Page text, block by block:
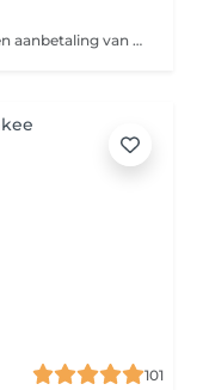
Bij afname van een kuurverband zal er een aanbetaling van 25% vooraf aan de behandeling worden gevraagd. U heeft keuze uit 10% korting op één 3- 4 -5 of 6 afspraken kuurverband bij een volledige betaling. Of een Gratis verzorgend Oil elixer serum voor thuis gebruik. Er is ook de mogelijkheid voor betaling in 2 termijnen.
101